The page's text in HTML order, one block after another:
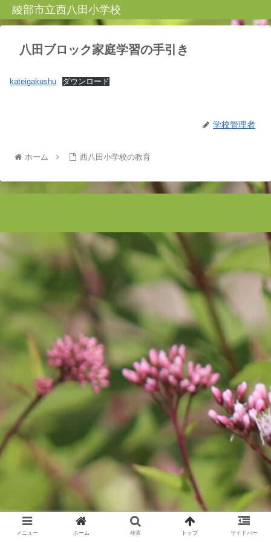
綾部市立西八田小学校
八田ブロック家庭学習の手引き
kateigakushu ダウンロード
学校管理者
ホーム 西八田小学校の教育
メニュー ホーム 検索 トップ サイドバー